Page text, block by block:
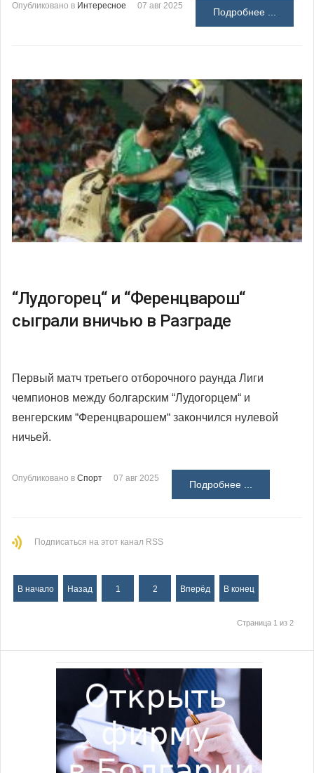
Опубликовано в Интересное 07 авг 2025
Подробнее ...
“Лудогорец“ и “Ференцварош“
сыграли вничью в Разграде
Первый матч третьего отборочного раунда Лиги
чемпионов между болгарским “Лудогорцем“ и
венгерским “Ференцварошем“ закончился нулевой
ничьей.
Опубликовано в Спорт 07 авг 2025
Подробнее ...
Подписаться на этот канал RSS
В начало Назад 1 2 Вперёд В конец
Страница 1 из 2